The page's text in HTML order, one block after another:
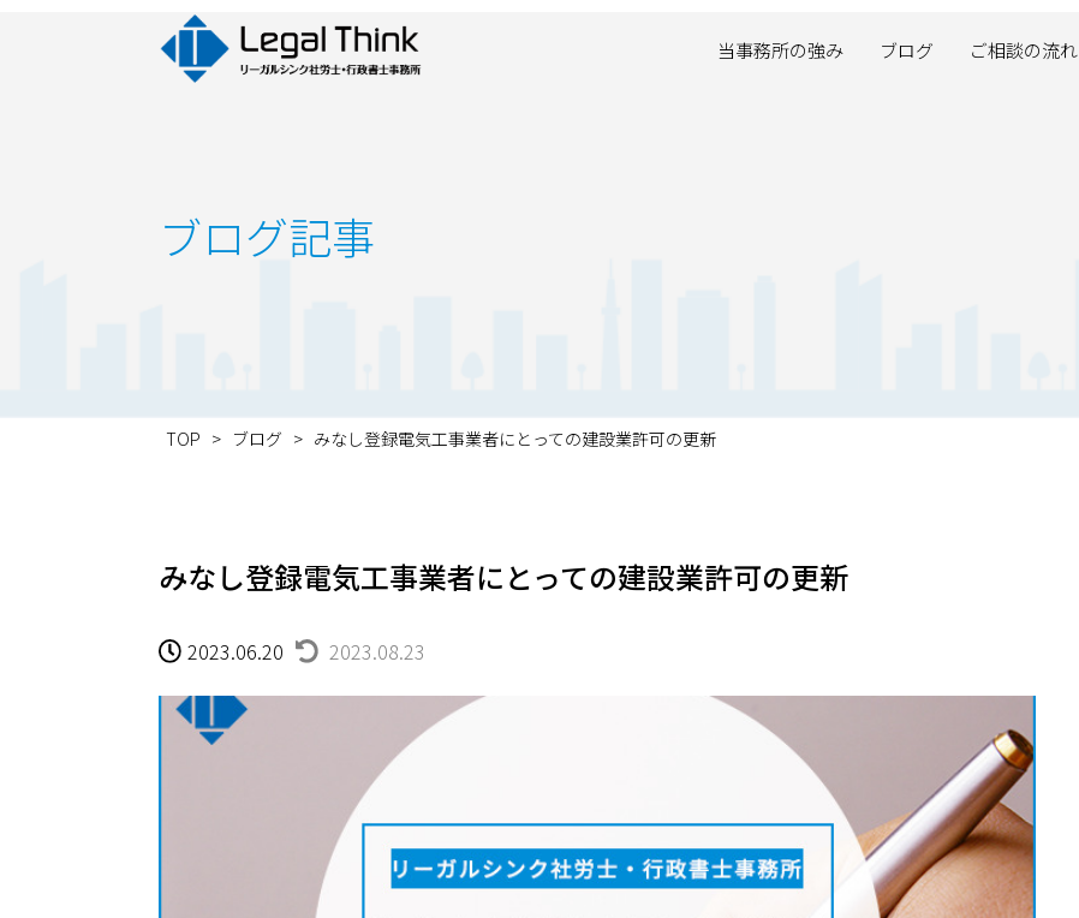
当事務所の強み ブログ ご相談の流れ
ブログ記事
TOP > ブログ > みなし登録電気工事業者にとっての建設業許可の更新
みなし登録電気工事業者にとっての建設業許可の更新
2023.06.20 2023.08.23